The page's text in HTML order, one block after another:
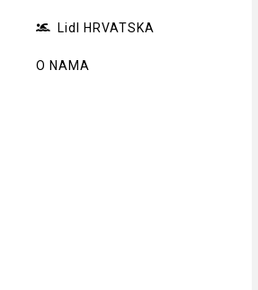
Lidl HRVATSKA
O NAMA